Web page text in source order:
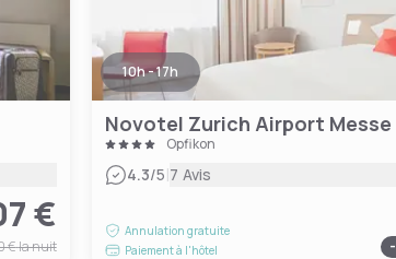
€
€la nuit
10h - 17h
Novotel Zurich Airport Messe
Opfikon
4.3/5|7 Avis
Annulation gratuite
Paiement à l'hôtel
-